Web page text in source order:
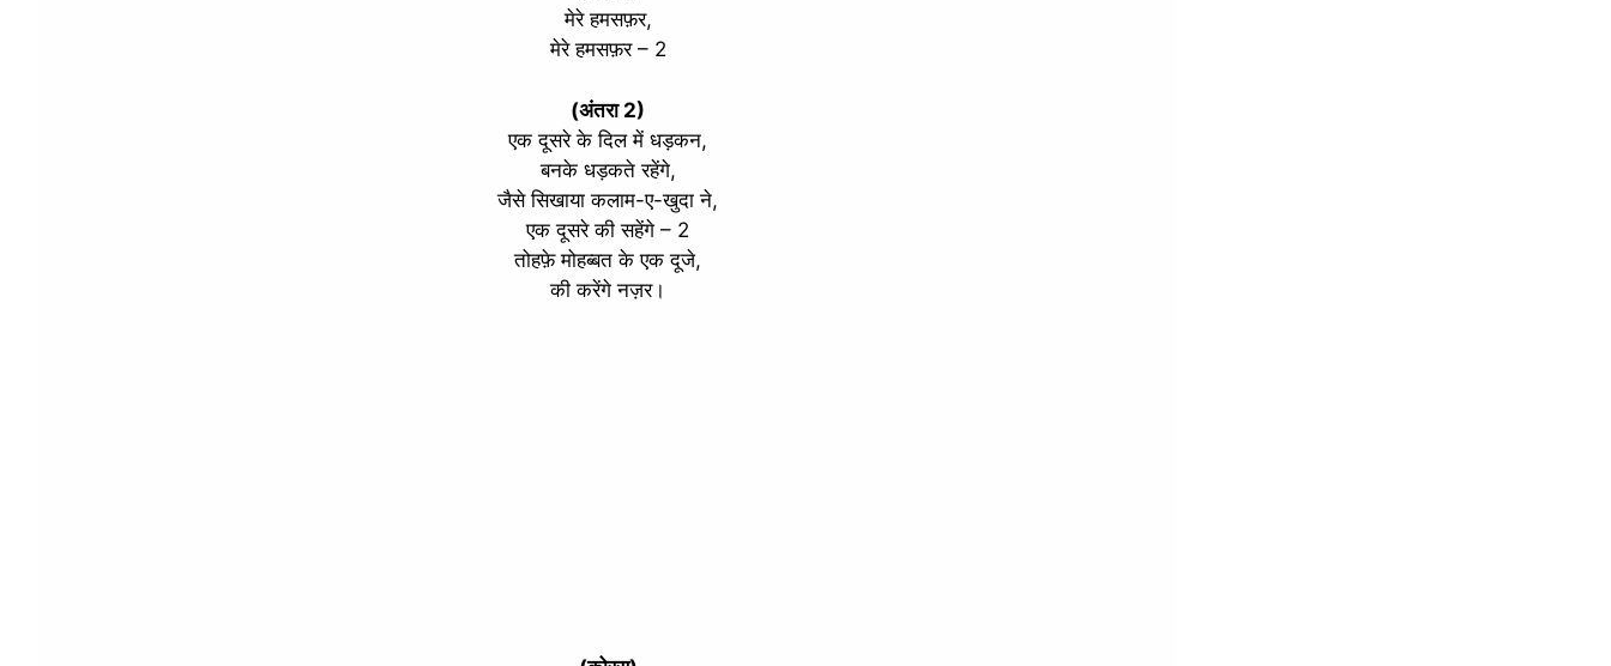
मेरे हमसफ़र,
मेरे हमसफ़र – 2
(अंतरा 2)
एक दूसरे के दिल में धड़कन,
बनके धड़कते रहेंगे,
जैसे सिखाया कलाम-ए-खुदा ने,
एक दूसरे की सहेंगे – 2
तोहफ़े मोहब्बत के एक दूजे,
की करेंगे नज़र।